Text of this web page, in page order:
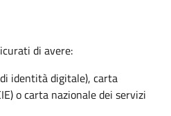
di avere:
identità digitale), carta
o carta nazionale dei servizi